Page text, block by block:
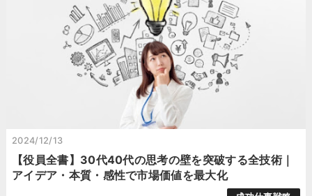
2024/12/13
【役員全書】30代40代の思考の壁を突破する全技術｜
アイデア・本質・感性で市場価値を最大化